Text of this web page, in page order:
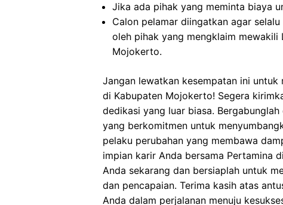
Jika ada pihak yang meminta biaya
Calon pelamar diingatkan agar
oleh pihak yang mengklaim
Mojokerto.
Jangan lewatkan kesempatan ini
di Kabupaten Mojokerto! Segera
dedikasi yang luar biasa.
yang berkomitmen untuk
pelaku perubahan yang membawa
impian karir Anda bersama Pertamina
Anda sekarang dan bersiaplah untuk
dan pencapaian. Terima kasih atas
Anda dalam perjalanan menuju